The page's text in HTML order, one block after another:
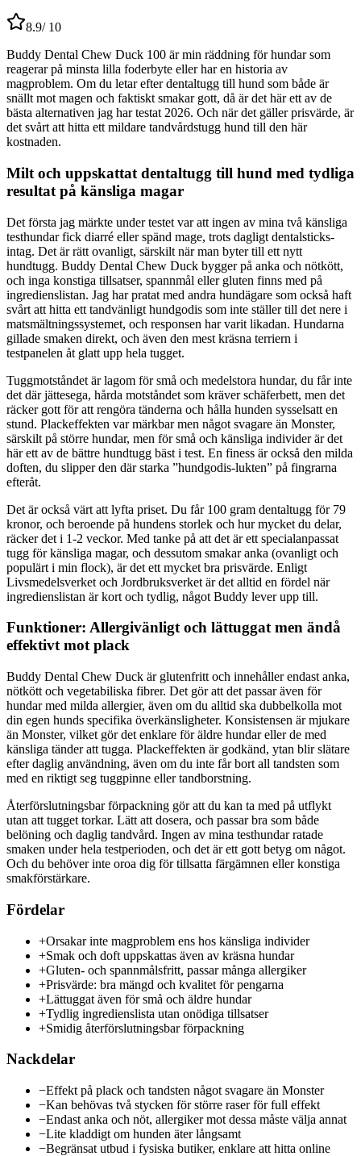
8.9/ 10
Buddy Dental Chew Duck 100 är min räddning för hundar som
reagerar på minsta lilla foderbyte eller har en historia av
magproblem. Om du letar efter dentaltugg till hund som både är
snällt mot magen och faktiskt smakar gott, då är det här ett av de
bästa alternativen jag har testat 2026. Och när det gäller prisvärde, är
det svårt att hitta ett mildare tandvårdstugg hund till den här
kostnaden.
Milt och uppskattat dentaltugg till hund med tydliga
resultat på känsliga magar
Det första jag märkte under testet var att ingen av mina två känsliga
testhundar fick diarré eller spänd mage, trots dagligt dentalsticks-
intag. Det är rätt ovanligt, särskilt när man byter till ett nytt
hundtugg. Buddy Dental Chew Duck bygger på anka och nötkött,
och inga konstiga tillsatser, spannmål eller gluten finns med på
ingredienslistan. Jag har pratat med andra hundägare som också haft
svårt att hitta ett tandvänligt hundgodis som inte ställer till det nere i
matsmältningssystemet, och responsen har varit likadan. Hundarna
gillade smaken direkt, och även den mest kräsna terriern i
testpanelen åt glatt upp hela tugget.
Tuggmotståndet är lagom för små och medelstora hundar, du får inte
det där jättesega, hårda motståndet som kräver schäferbett, men det
räcker gott för att rengöra tänderna och hålla hunden sysselsatt en
stund. Plackeffekten var märkbar men något svagare än Monster,
särskilt på större hundar, men för små och känsliga individer är det
här ett av de bättre hundtugg bäst i test. En finess är också den milda
doften, du slipper den där starka ”hundgodis-lukten” på fingrarna
efteråt.
Det är också värt att lyfta priset. Du får 100 gram dentaltugg för 79
kronor, och beroende på hundens storlek och hur mycket du delar,
räcker det i 1-2 veckor. Med tanke på att det är ett specialanpassat
tugg för känsliga magar, och dessutom smakar anka (ovanligt och
populärt i min flock), är det ett mycket bra prisvärde. Enligt
Livsmedelsverket och Jordbruksverket är det alltid en fördel när
ingredienslistan är kort och tydlig, något Buddy lever upp till.
Funktioner: Allergivänligt och lättuggat men ändå
effektivt mot plack
Buddy Dental Chew Duck är glutenfritt och innehåller endast anka,
nötkött och vegetabiliska fibrer. Det gör att det passar även för
hundar med milda allergier, även om du alltid ska dubbelkolla mot
din egen hunds specifika överkänsligheter. Konsistensen är mjukare
än Monster, vilket gör det enklare för äldre hundar eller de med
känsliga tänder att tugga. Plackeffekten är godkänd, ytan blir slätare
efter daglig användning, även om du inte får bort all tandsten som
med en riktigt seg tuggpinne eller tandborstning.
Återförslutningsbar förpackning gör att du kan ta med på utflykt
utan att tugget torkar. Lätt att dosera, och passar bra som både
belöning och daglig tandvård. Ingen av mina testhundar ratade
smaken under hela testperioden, och det är ett gott betyg om något.
Och du behöver inte oroa dig för tillsatta färgämnen eller konstiga
smakförstärkare.
Fördelar
+Orsakar inte magproblem ens hos känsliga individer
+Smak och doft uppskattas även av kräsna hundar
+Gluten- och spannmålsfritt, passar många allergiker
+Prisvärde: bra mängd och kvalitet för pengarna
+Lättuggat även för små och äldre hundar
+Tydlig ingredienslista utan onödiga tillsatser
+Smidig återförslutningsbar förpackning
Nackdelar
−Effekt på plack och tandsten något svagare än Monster
−Kan behövas två stycken för större raser för full effekt
−Endast anka och nöt, allergiker mot dessa måste välja annat
−Lite kladdigt om hunden äter långsamt
−Begränsat utbud i fysiska butiker, enklare att hitta online